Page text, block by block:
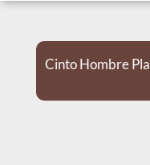
Cinto Hombre